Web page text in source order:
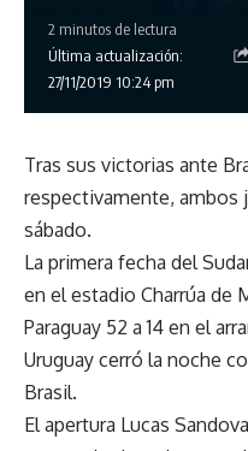
Última actualización:
27/11/2019 10:24 pm
2 minutos de lectura
Tras sus victorias ante
respectivamente, ambos
sábado.
La primera fecha del
en el estadio Charrúa de
Paraguay 52 a 14 en el
Uruguay cerró la noche
Brasil.
El apertura Lucas